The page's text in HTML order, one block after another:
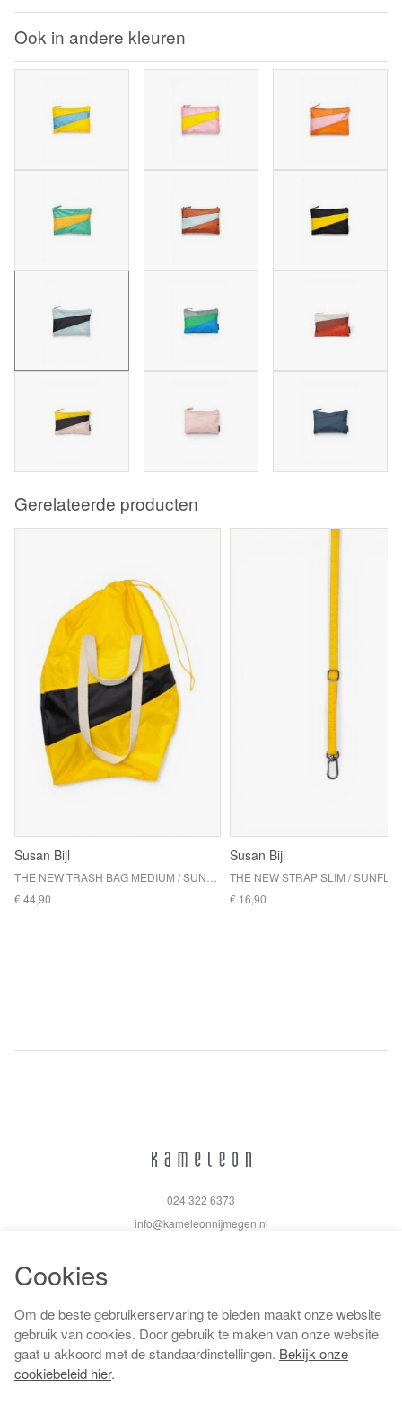
Ook in andere kleuren
Gerelateerde producten
Susan Bijl
€ 44,90
Susan Bijl
THE NEW STRAP SLIM /
€ 16,90
024 322 6373
info@kameleonnijmegen.nl
Algemene voorwaarden
Privacy policy
Cookiebeleid
Cookies
Om de beste gebruikerservaring te bieden maakt onze website
gebruik van cookies. Door gebruik te maken van onze website
gaat u akkoord met de standaardinstellingen. Bekijk onze
cookiebeleid hier.